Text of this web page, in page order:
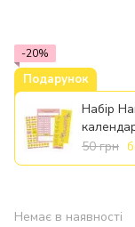
-20%
Подарунок
Набір
50 грн
Немає в наявності